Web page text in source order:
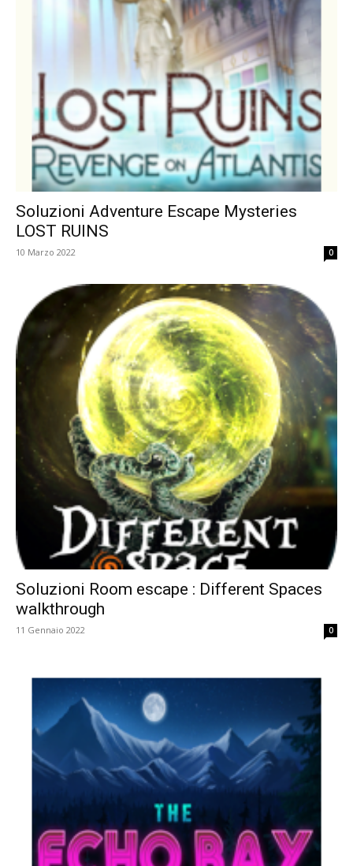
Soluzioni Adventure Escape Mysteries
LOST RUINS
10 Marzo 2022 0
Soluzioni Room escape : Different Spaces
walkthrough
11 Gennaio 2022 0